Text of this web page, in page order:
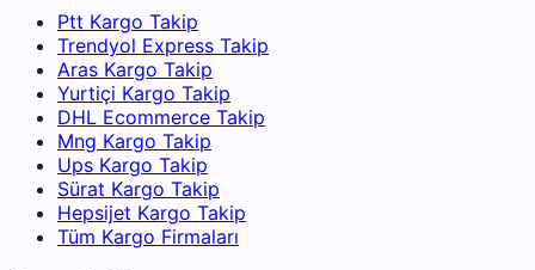
Ptt Kargo Takip
Trendyol Express Takip
Aras Kargo Takip
Yurtiçi Kargo Takip
DHL Ecommerce Takip
Mng Kargo Takip
Ups Kargo Takip
Sürat Kargo Takip
Hepsijet Kargo Takip
Tüm Kargo Firmaları